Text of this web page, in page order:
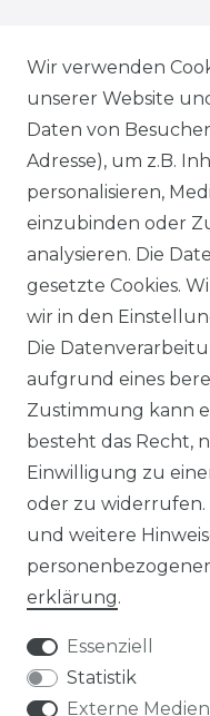
Wir verwenden
unserer Website
Daten von
Adresse), um z.B.
personalisieren,
einzubinden oder
analysieren. Die
gesetzte Cookies.
wir in den
Die
aufgrund eines
Zustimmung kann
besteht das Recht,
Einwilligung zu
oder zu widerrufen.
und weitere
erklärung.
Essenziell
Statistik
Externe Medien